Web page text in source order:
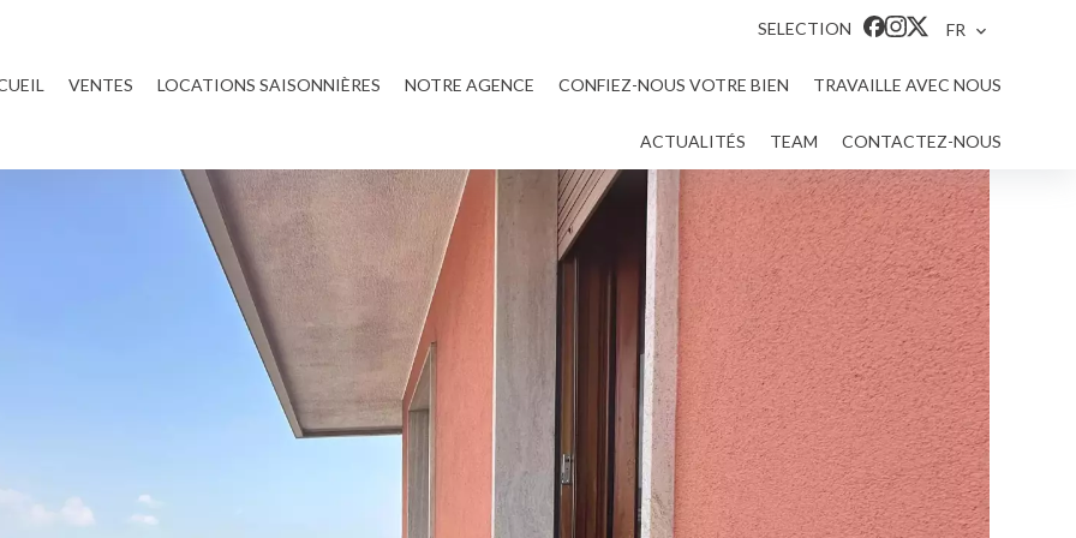
SELECTION FR
VENTES LOCATIONS SAISONNIÈRES NOTRE AGENCE CONFIEZ-NOUS VOTRE BIEN TRAVAILLE AVEC NOUS
ACTUALITÉS TEAM CONTACTEZ-NOUS